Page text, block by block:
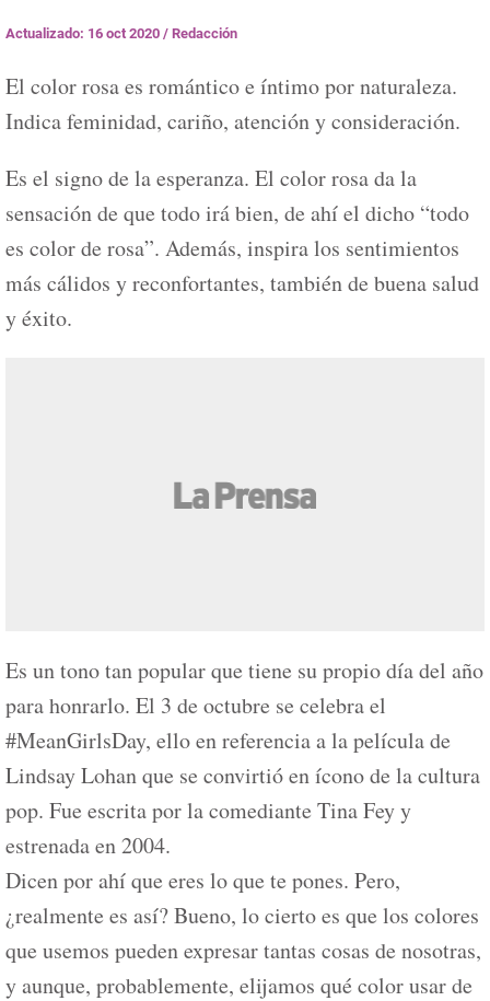
Actualizado: 16 oct 2020 / Redacción
El color rosa es romántico e íntimo por naturaleza.
Indica feminidad, cariño, atención y consideración.
Es el signo de la esperanza. El color rosa da la
sensación de que todo irá bien, de ahí el dicho “todo
es color de rosa”. Además, inspira los sentimientos
más cálidos y reconfortantes, también de buena salud
y éxito.
Es un tono tan popular que tiene su propio día del año
para honrarlo. El 3 de octubre se celebra el
#MeanGirlsDay, ello en referencia a la película de
Lindsay Lohan que se convirtió en ícono de la cultura
pop. Fue escrita por la comediante Tina Fey y
estrenada en 2004.
Dicen por ahí que eres lo que te pones. Pero,
¿realmente es así? Bueno, lo cierto es que los colores
que usemos pueden expresar tantas cosas de nosotras,
y aunque, probablemente, elijamos qué color usar de